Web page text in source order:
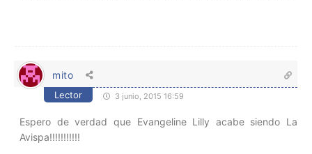
mito
Lector 3 junio, 2015 16:59
Espero de verdad que Evangeline Lilly acabe siendo La
Avispa!!!!!!!!!!!